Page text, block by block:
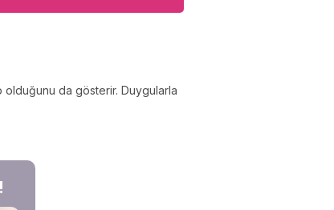
olduğunu da gösterir. Duygularla